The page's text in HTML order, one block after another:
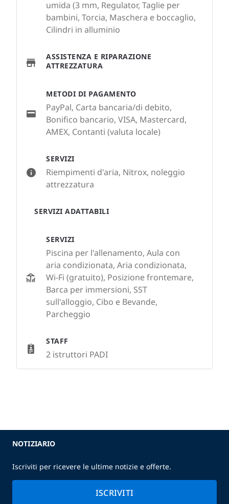
SERVIZI
Riempimenti d'aria, Nitrox, noleggio
attrezzatura
SERVIZI ADATTABILI
SERVIZI
Piscina per l'allenamento, Aula con
aria condizionata, Aria condizionata,
Wi-Fi (gratuito), Posizione frontemare,
Barca per immersioni, SST
sull'alloggio, Cibo e Bevande,
Parcheggio
STAFF
2 istruttori PADI
umida (3 mm, Regulator, Taglie per
bambini, Torcia, Maschera e boccaglio,
Cilindri in alluminio
ASSISTENZA E RIPARAZIONE
ATTREZZATURA
METODI DI PAGAMENTO
PayPal, Carta bancaria/di debito,
Bonifico bancario, VISA, Mastercard,
AMEX, Contanti (valuta locale)
NOTIZIARIO
Iscriviti per ricevere le ultime notizie e offerte.
ISCRIVITI